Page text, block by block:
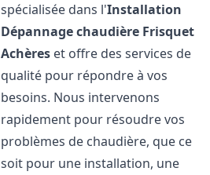
spécialisée dans l'Installation
Dépannage chaudière Frisquet
Achères et offre des services de
qualité pour répondre à vos
besoins. Nous intervenons
rapidement pour résoudre vos
problèmes de chaudière, que ce
soit pour une installation, une